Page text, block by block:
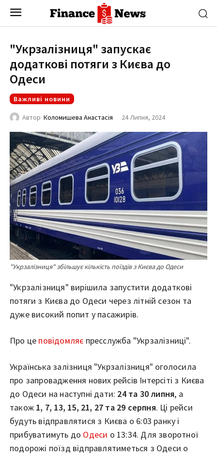
"Укрзалізниця" запускає
додаткові потяги з Києва до
Одеси
Важливі новини
Автор Коломишева Анастасія 24 Липня, 2024
"Укрзалізниця" збільшує кількість поїздів з Києва до Одеси
"Укрзалізниця" вирішила запустити додаткові
потяги з Києва до Одеси через літній сезон та
дуже високий попит у пасажирів.
Про це повідомляє пресслужба "Укрзалізниці".
Українська залізниця "Укрзалізниця" оголосила
про запровадження нових рейсів Інтерсіті з Києва
до Одеси на наступні дати: 24 та 30 липня, а
також 1, 7, 13, 15, 21, 27 та 29 серпня. Ці рейси
будуть відправлятися з Києва о 6:03 ранку і
прибуватимуть до Одеси о 13:34. Для зворотної
подорожі поїзд відправлятиметься з Одеси о